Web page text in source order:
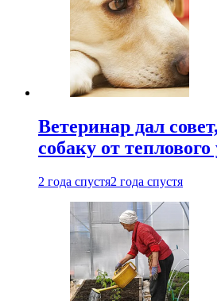
Ветеринар дал
собаку от теплового
2 года спустя2 года спустя